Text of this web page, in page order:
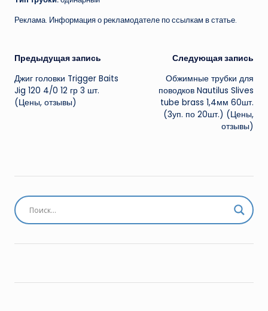
Реклама. Информация о рекламодателе по ссылкам в статье.
Навигация
записи
Предыдущая запись
Джиг головки Trigger Baits
Jig 120 4/0 12 гр 3 шт.
(Цены, отзывы)
Следующая запись
Обжимные трубки для
поводков Nautilus Slives
tube brass 1,4мм 60шт.
(3уп. по 20шт.) (Цены,
отзывы)